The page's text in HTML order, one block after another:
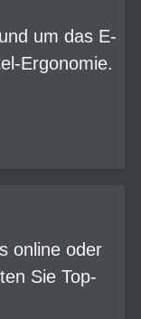
um das E-
Ergonomie.
online oder
Sie Top-